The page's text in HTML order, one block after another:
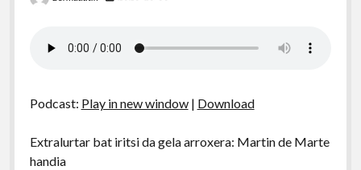
Podcast: Play in new window| Download
Extralurtar bat iritsi da gela arroxera: Martin de Marte
handia